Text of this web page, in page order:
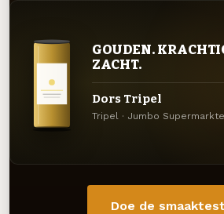
GOUDEN.
ZACHT.
Dors Tripel
Tripel · Jumbo
Doe de